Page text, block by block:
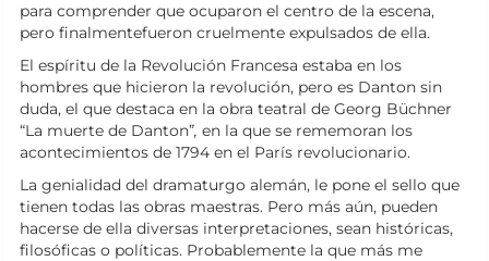
para comprender que ocuparon el centro de la escena,
pero finalmentefueron cruelmente expulsados de ella.
El espíritu de la Revolución Francesa estaba en los
hombres que hicieron la revolución, pero es Danton sin
duda, el que destaca en la obra teatral de Georg Büchner
“La muerte de Danton”, en la que se rememoran los
acontecimientos de 1794 en el París revolucionario.
La genialidad del dramaturgo alemán, le pone el sello que
tienen todas las obras maestras. Pero más aún, pueden
hacerse de ella diversas interpretaciones, sean históricas,
filosóficas o políticas. Probablemente la que más me